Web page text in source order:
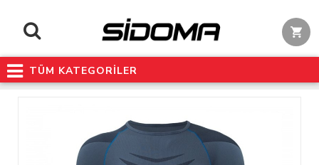
TÜM KATEGORİLER